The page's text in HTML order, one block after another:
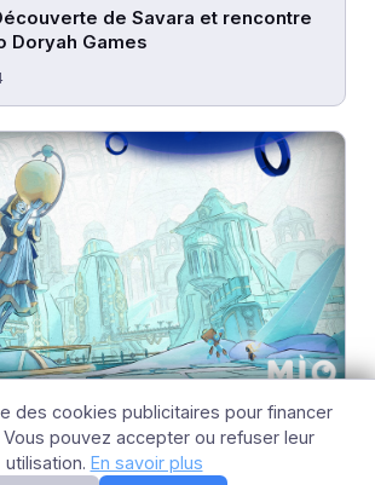
de Savara et rencontre
Doryah Games
de MIO Memories in
avec le studio Douze Dixièmes
des cookies publicitaires pour financer
pouvez accepter ou refuser leur
utilisation. En savoir plus